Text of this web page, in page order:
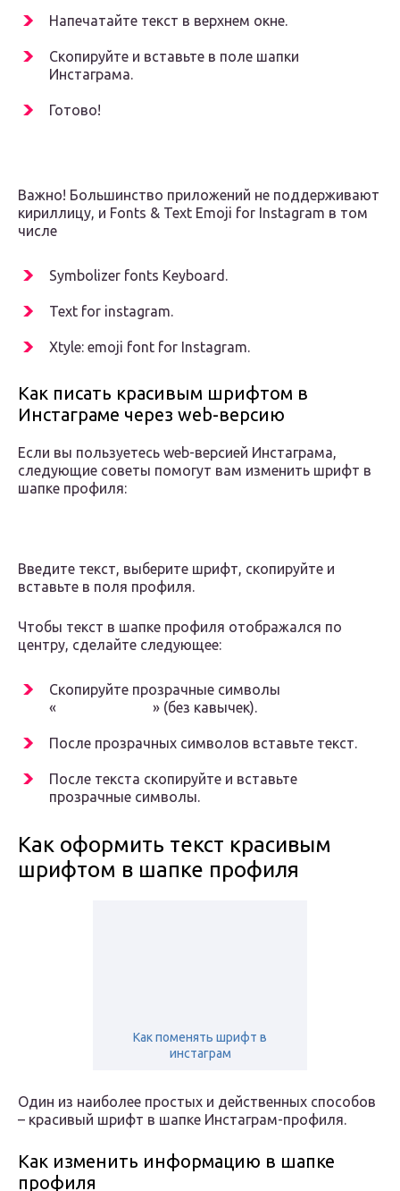
Напечатайте текст в верхнем окне.
Скопируйте и вставьте в поле шапки
Инстаграма.
Готово!
Важно! Большинство приложений не поддерживают
кириллицу, и Fonts & Text Emoji for Instagram в том
числе
Symbolizer fonts Keyboard.
Text for instagram.
Xtyle: emoji font for Instagram.
Как писать красивым шрифтом в
Инстаграме через web-версию
Если вы пользуетесь web-версией Инстаграма,
следующие советы помогут вам изменить шрифт в
шапке профиля:
Введите текст, выберите шрифт, скопируйте и
вставьте в поля профиля.
Чтобы текст в шапке профиля отображался по
центру, сделайте следующее:
Скопируйте прозрачные символы
«⠀⠀⠀⠀⠀⠀⠀⠀⠀» (без кавычек).
После прозрачных символов вставьте текст.
После текста скопируйте и вставьте
прозрачные символы.
Как оформить текст красивым
шрифтом в шапке профиля
Как поменять шрифт в
инстаграм
Один из наиболее простых и действенных способов
– красивый шрифт в шапке Инстаграм-профиля.
Как изменить информацию в шапке
профиля